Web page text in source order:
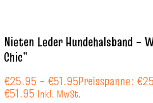
Nieten Leder Hundehalsband –
Chic”
€25.95 – €51.95Preisspanne:
€51.95 Inkl. MwSt.